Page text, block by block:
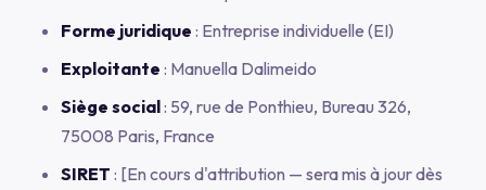
Forme juridique : Entreprise individuelle (EI)
Exploitante : Manuella Dalimeido
Siège social: 59, rue de Ponthieu, Bureau 326,
75008 Paris, France
SIRET : [En cours d'attribution — sera mis à jour dès